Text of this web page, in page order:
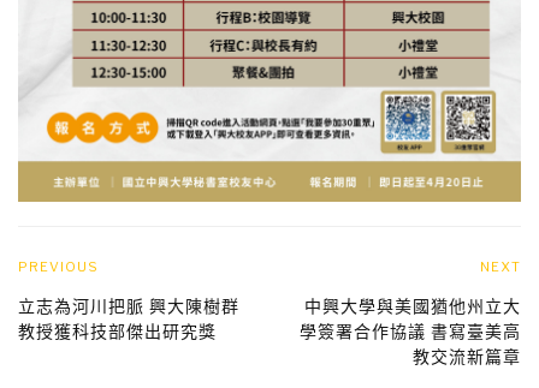
PREVIOUS
立志為河川把脈 興大陳樹群
教授獲科技部傑出研究獎
NEXT
中興大學與美國猶他州立大
學簽署合作協議 書寫臺美高
教交流新篇章